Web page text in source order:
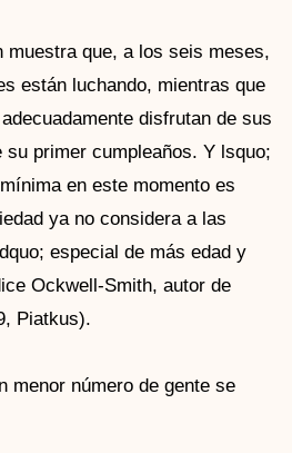
muestra que, a los seis meses,
están luchando, mientras que
disfrutan de sus
su primer cumpleaños. Y lsquo;
en este momento es
ya no considera a las
especial de más edad y
Ockwell-Smith, autor de
Piatkus).
menor número de gente se